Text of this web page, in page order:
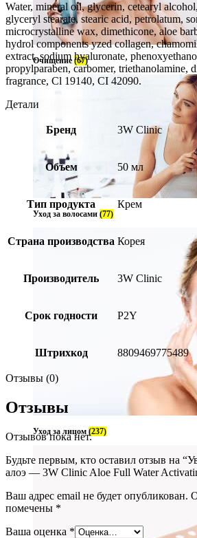
Очищение (67)
Уход за волосами (77)
Уход за лицом (237)
Water, mineral oil, glycerin, cetearyl
glyceryl stearate, stearic acid, petrolatum,
microcrystalline wax, dimethicone, aloe
hydrol components yzed collagen,
extract, sodium hyaluronate,
propylparaben, carbomer, triethanolamine,
fragrance, Cl 19140, CI 42090.
Детали
Бренд 3W Clinic
Объем 50 мл
Тип продукта Крем
Страна производства Корея
Производитель 3W Clinic
Срок годности P2Y
Штрихкод 8809469775489
Отзывы (0)
Отзывы
Отзывов пока нет.
Будьте первым, кто оставил отзыв на
алоэ — 3W Clinic Aloe Full Water
Ваш адрес email не будет опубликован.
помечены *
Ваша оценка *